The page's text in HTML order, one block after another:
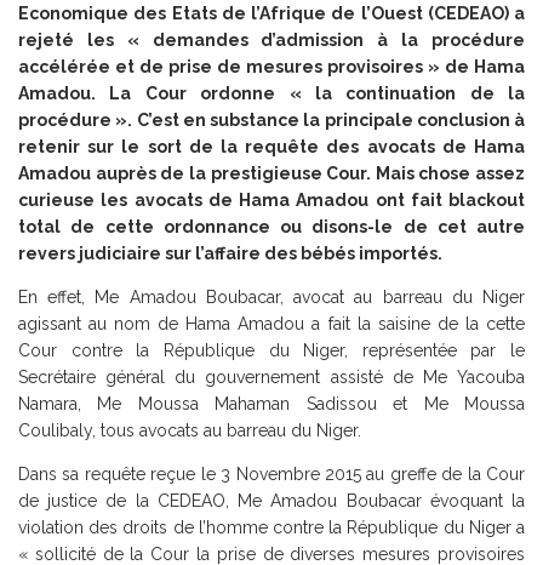
Economique des Etats de l’Afrique de l’Ouest (CEDEAO) a
rejeté les « demandes d’admission à la procédure
accélérée et de prise de mesures provisoires » de Hama
Amadou. La Cour ordonne « la continuation de la
procédure ». C’est en substance la principale conclusion à
retenir sur le sort de la requête des avocats de Hama
Amadou auprès de la prestigieuse Cour. Mais chose assez
curieuse les avocats de Hama Amadou ont fait blackout
total de cette ordonnance ou disons-le de cet autre
revers judiciaire sur l’affaire des bébés importés.
En effet, Me Amadou Boubacar, avocat au barreau du Niger
agissant au nom de Hama Amadou a fait la saisine de la cette
Cour contre la République du Niger, représentée par le
Secrétaire général du gouvernement assisté de Me Yacouba
Namara, Me Moussa Mahaman Sadissou et Me Moussa
Coulibaly, tous avocats au barreau du Niger.
Dans sa requête reçue le 3 Novembre 2015 au greffe de la Cour
de justice de la CEDEAO, Me Amadou Boubacar évoquant la
violation des droits de l’homme contre la République du Niger a
« sollicité de la Cour la prise de diverses mesures provisoires